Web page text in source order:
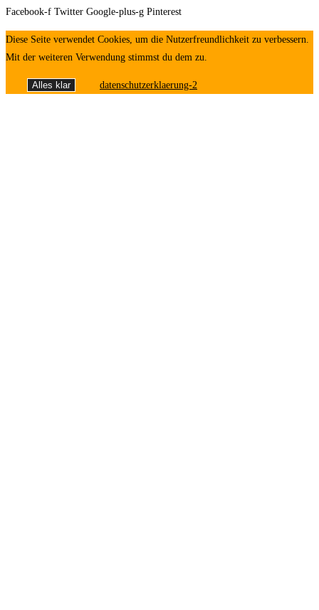
Facebook-f Twitter Google-plus-g Pinterest
Diese Seite verwendet Cookies, um die Nutzerfreundlichkeit zu verbessern.
Mit der weiteren Verwendung stimmst du dem zu.
Alles klar datenschutzerklaerung-2